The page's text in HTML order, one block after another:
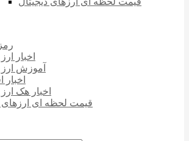
اخبار
آموزش ارز
اخبار هک
قیمت لحظه ای ارزهای